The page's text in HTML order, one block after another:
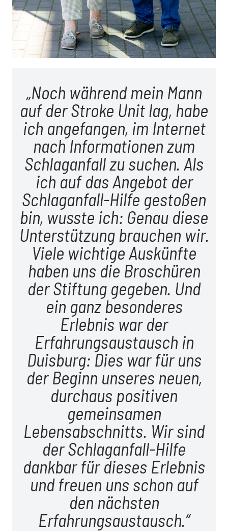
Noch während mein Mann
auf der Stroke Unit lag, habe
ich angefangen, im Internet
nach Informationen zum
Schlaganfall zu suchen. Als
ich auf das Angebot der
Schlaganfall-Hilfe gestoßen
bin, wusste ich: Genau diese
Unterstützung brauchen wir.
Viele wichtige Auskünfte
haben uns die Broschüren
der Stiftung gegeben. Und
ein ganz besonderes
Erlebnis war der
Erfahrungsaustausch in
Duisburg: Dies war für uns
der Beginn unseres neuen,
durchaus positiven
gemeinsamen
Lebensabschnitts. Wir sind
der Schlaganfall-Hilfe
dankbar für dieses Erlebnis
und freuen uns schon auf
den nächsten
Erfahrungsaustausch.